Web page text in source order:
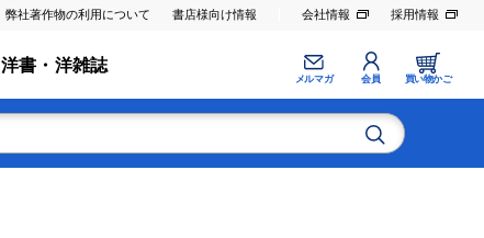
弊社著作物の利用について 書店様向け情報 会社情報 採用情報
洋書・洋雑誌
メルマガ 会員 買い物かご